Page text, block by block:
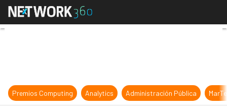
Cómo construir una estrategia de
Premios Computing Analytics Administración Pública